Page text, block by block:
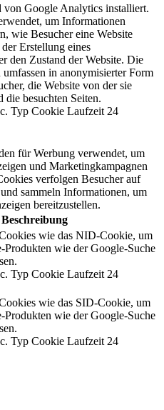
von Google Analytics installiert.
um Informationen
wie Besucher eine Website
Erstellung eines
den Zustand der Website. Die
umfassen in anonymisierter Form
die Website von der sie
die besuchten Seiten.
Typ Cookie Laufzeit 24
für Werbung verwendet, um
und Marketingkampagnen
verfolgen Besucher auf
sammeln Informationen, um
bereitzustellen.
Beschreibung
wie das NID-Cookie, um
Produkten wie der Google-Suche
Typ Cookie Laufzeit 24
wie das SID-Cookie, um
Produkten wie der Google-Suche
Typ Cookie Laufzeit 24